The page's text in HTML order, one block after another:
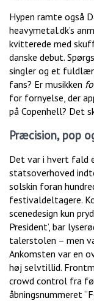
Hypen ramte også
heavymetal.dk’s
kvitterede med
danske debut.
singler og et
fans? Er musikken
for fornyelse, der
på Copenhell? Det
Præcision, pop
Det var i hvert fald
statsoverhoved
solskin foran
festivaldeltagere.
scenedesign kun
President’, bar
talerstolen – men
Ankomsten var en
høj selvtillid.
crowd control fra
åbningsnummeret